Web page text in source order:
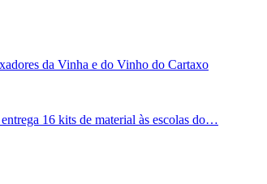
da Vinha e do Vinho do Cartaxo
16 kits de material às escolas do…